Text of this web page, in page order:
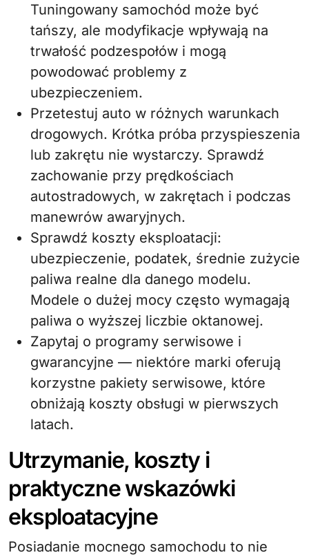
Tuningowany samochód może być
tańszy, ale modyfikacje wpływają na
trwałość podzespołów i mogą
powodować problemy z
ubezpieczeniem.
Przetestuj auto w różnych warunkach
drogowych. Krótka próba przyspieszenia
lub zakrętu nie wystarczy. Sprawdź
zachowanie przy prędkościach
autostradowych, w zakrętach i podczas
manewrów awaryjnych.
Sprawdź koszty eksploatacji:
ubezpieczenie, podatek, średnie zużycie
paliwa realne dla danego modelu.
Modele o dużej mocy często wymagają
paliwa o wyższej liczbie oktanowej.
Zapytaj o programy serwisowe i
gwarancyjne — niektóre marki oferują
korzystne pakiety serwisowe, które
obniżają koszty obsługi w pierwszych
latach.
Utrzymanie, koszty i
praktyczne wskazówki
eksploatacyjne
Posiadanie mocnego samochodu to nie